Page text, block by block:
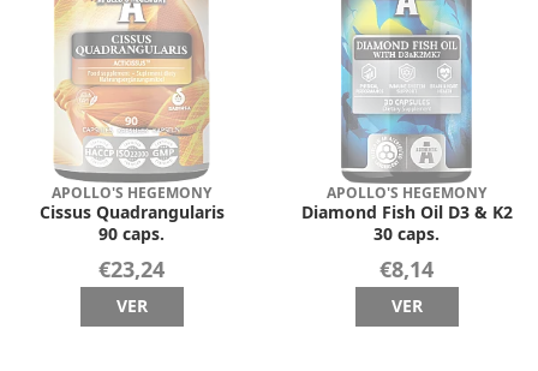
APOLLO'S HEGEMONY
Cissus Quadrangularis
90 caps.
€23,24
VER
APOLLO'S HEGEMONY
Diamond Fish Oil D3 & K2
30 caps.
€8,14
VER